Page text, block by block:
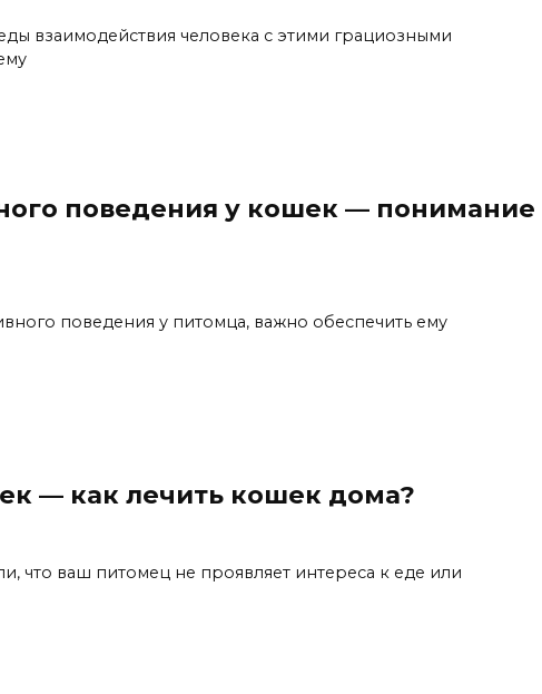
взаимодействия человека с этими грациозными
поведения у кошек — понимание
поведения у питомца, важно обеспечить ему
— как лечить кошек дома?
что ваш питомец не проявляет интереса к еде или